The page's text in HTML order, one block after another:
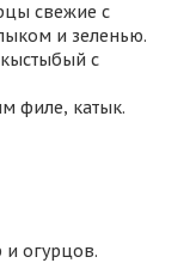
свежие с
и зеленью.
кыстыбый с
филе, катык.
и огурцов.